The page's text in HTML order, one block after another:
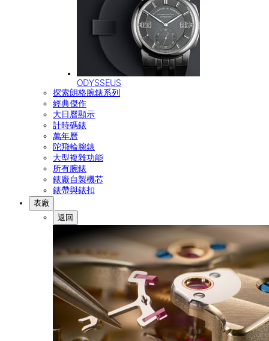
ODYSSEUS
探索朗格腕錶系列
經典傑作
大日曆顯示
計時碼錶
萬年曆
陀飛輪腕錶
大型複雜功能
所有腕錶
錶廠自製機芯
錶帶與錶扣
表廠
返回